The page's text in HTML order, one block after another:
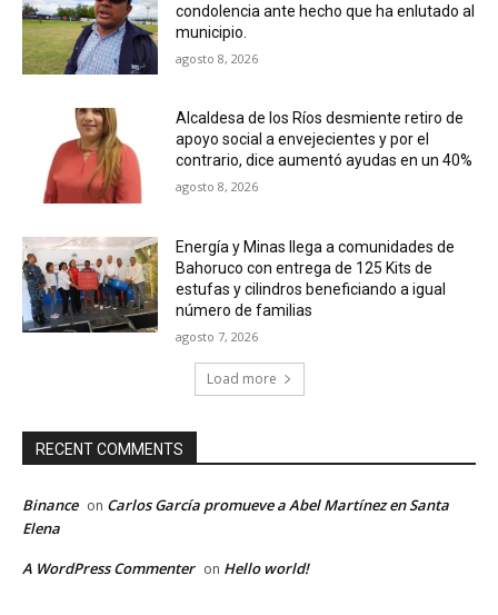
condolencia ante hecho que ha enlutado al
municipio.
agosto 8, 2026
Alcaldesa de los Ríos desmiente retiro de
apoyo social a envejecientes y por el
contrario, dice aumentó ayudas en un 40%
agosto 8, 2026
Energía y Minas llega a comunidades de
Bahoruco con entrega de 125 Kits de
estufas y cilindros beneficiando a igual
número de familias
agosto 7, 2026
Load more
RECENT COMMENTS
Binance on Carlos García promueve a Abel Martínez en Santa
Elena
A WordPress Commenter on Hello world!